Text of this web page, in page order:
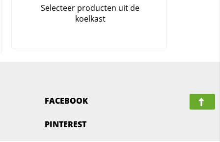
FACEBOOK
PINTEREST